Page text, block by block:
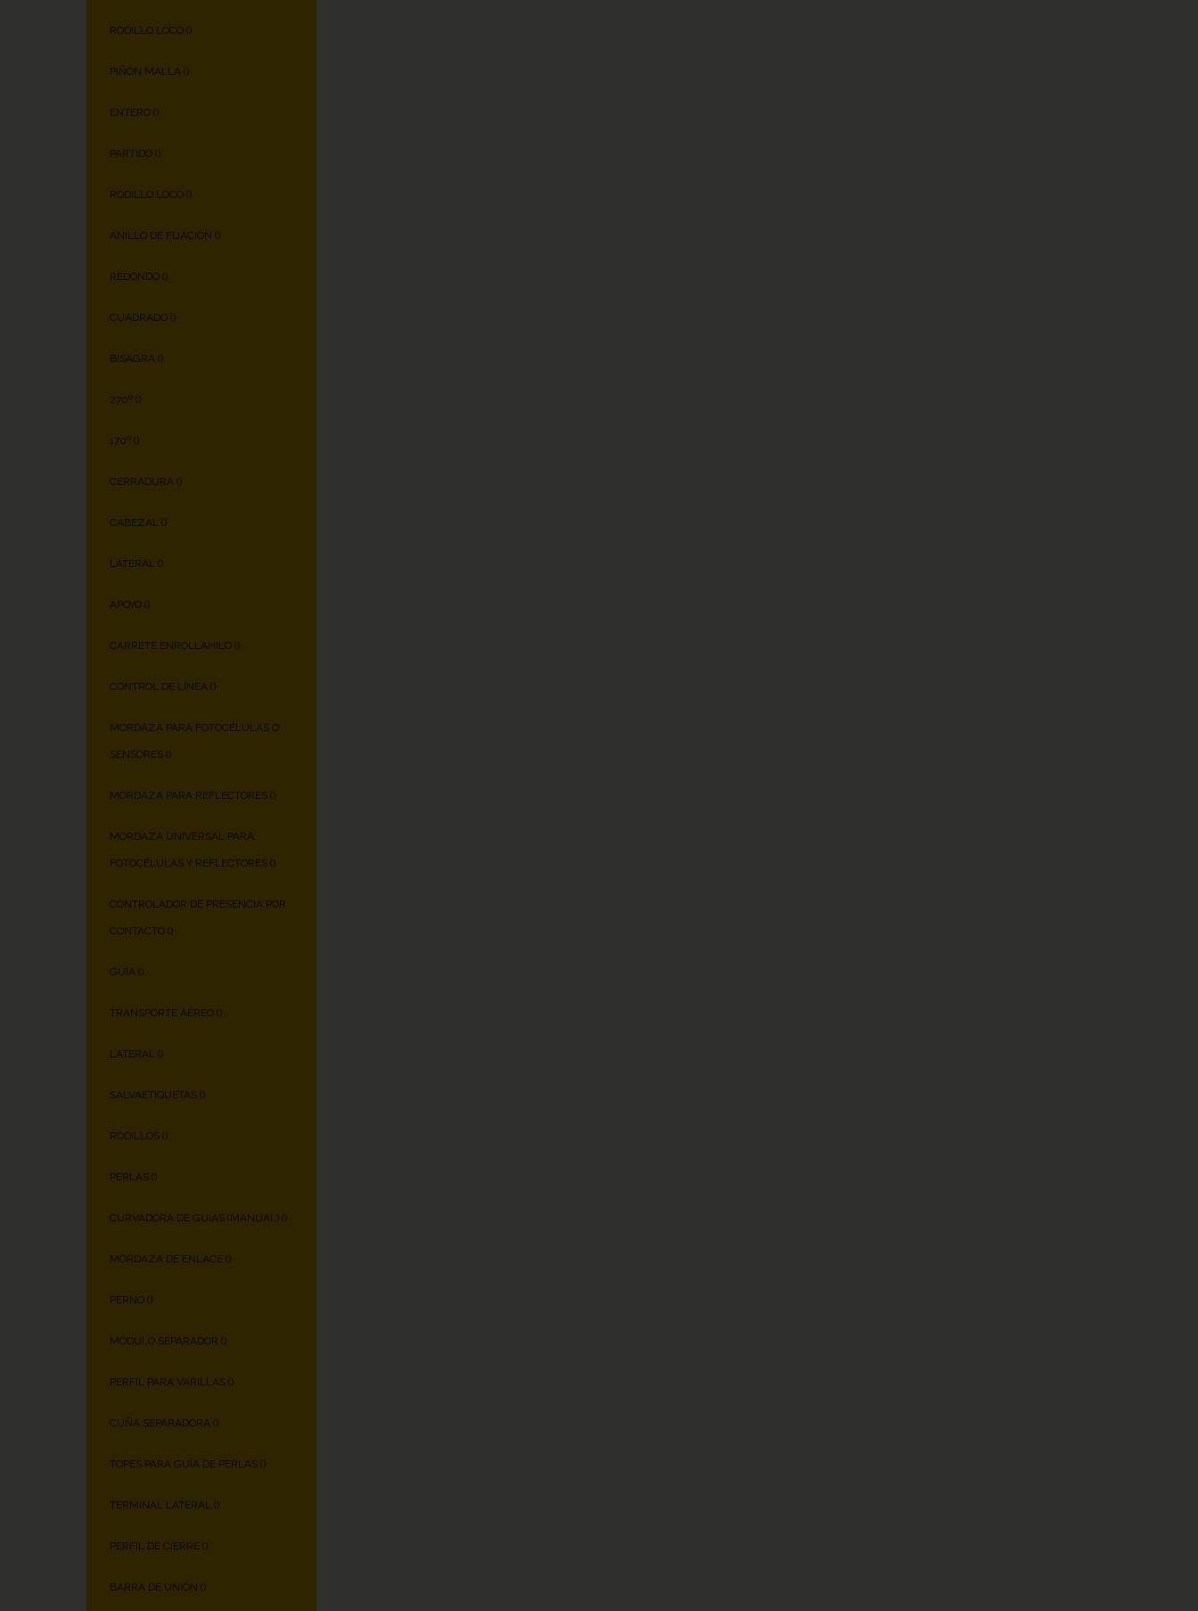
RODILLO LOCO ()
PIÑÓN MALLA ()
ENTERO ()
PARTIDO ()
RODILLO LOCO ()
ANILLO DE FIJACIÓN ()
REDONDO ()
CUADRADO ()
BISAGRA ()
270º ()
170º ()
CERRADURA ()
CABEZAL ()
LATERAL ()
APOYO ()
CARRETE ENROLLAHILO ()
CONTROL DE LÍNEA ()
MORDAZA PARA FOTOCÉLULAS O
SENSORES ()
MORDAZA PARA REFLECTORES ()
MORDAZA UNIVERSAL PARA
FOTOCÉLULAS Y REFLECTORES ()
CONTROLADOR DE PRESENCIA POR
CONTACTO ()
GUÍA ()
TRANSPORTE AÉREO ()
LATERAL ()
SALVAETIQUETAS ()
RODILLOS ()
PERLAS ()
CURVADORA DE GUÍAS (MANUAL) ()
MORDAZA DE ENLACE ()
PERNO ()
MÓDULO SEPARADOR ()
PERFIL PARA VARILLAS ()
CUÑA SEPARADORA ()
TOPES PARA GUÍA DE PERLAS ()
TERMINAL LATERAL ()
PERFIL DE CIERRE ()
BARRA DE UNIÓN ()